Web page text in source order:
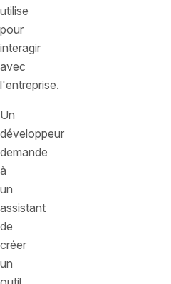
utilise
pour
interagir
avec
l'entreprise.
Un
développeur
demande
à
un
assistant
de
créer
un